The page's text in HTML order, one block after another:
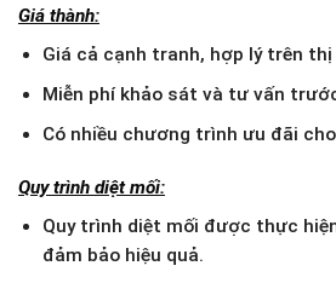
Giá thành:
Giá cả cạnh tranh, hợp lý trên
Miễn phí khảo sát và tư vấn
Có nhiều chương trình ưu đãi
Quy trình diệt mối:
Quy trình diệt mối được thực
đảm bảo hiệu quả.